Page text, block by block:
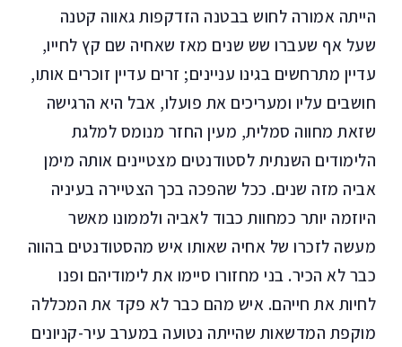
הייתה אמורה לחוש בבטנה הזדקפות גאווה קטנה
שעל אף שעברו שש שנים מאז שאחיה שם קץ לחייו,
עדיין מתרחשים בגינו עניינים; זרים עדיין זוכרים אותו,
חושבים עליו ומעריכים את פועלו, אבל היא הרגישה
שזאת מחווה סמלית, מעין החזר מנומס למלגת
הלימודים השנתית לסטודנטים מצטיינים אותה מימן
אביה מזה שנים. ככל שהפכה בכך הצטיירה בעיניה
היוזמה יותר כמחוות כבוד לאביה ולממונו מאשר
מעשה לזכרו של אחיה שאותו איש מהסטודנטים בהווה
כבר לא הכיר. בני מחזורו סיימו את לימודיהם ופנו
לחיות את חייהם. איש מהם כבר לא פקד את המכללה
מוקפת המדשאות שהייתה נטועה במערב עיר-קניונים